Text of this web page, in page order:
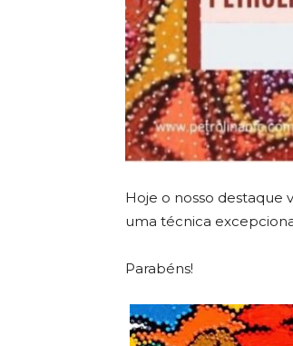
Hoje o nosso destaque
uma técnica
Parabéns!